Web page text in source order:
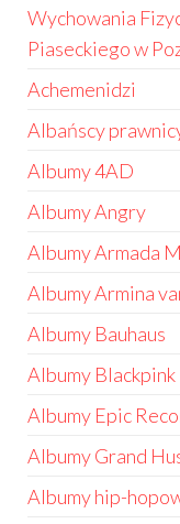
Wychowania
Piaseckiego w
Achemenidzi
Albańscy
Albumy 4AD
Albumy Angry
Albumy Armada
Albumy Armina
Albumy Bauhaus
Albumy Blackpink
Albumy Epic
Albumy Grand
Albumy hip-